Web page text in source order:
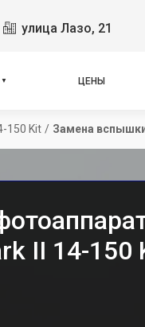
улица Лазо, 21
ЦЕНЫ
150 Kit / Замена
II 14-150